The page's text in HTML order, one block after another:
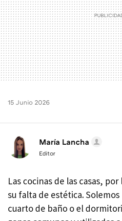
15 Junio 2026
María Lancha
Editor
Las cocinas de las casas,
su falta de estética.
cuarto de baño o el